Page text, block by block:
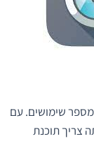
שימושים. עם
צריך תוכנת